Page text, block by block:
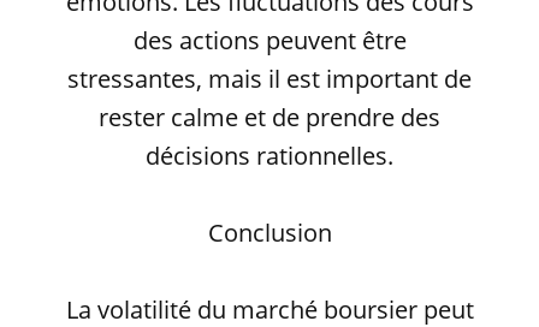
des actions peuvent être
stressantes, mais il est important de
rester calme et de prendre des
décisions rationnelles.
Conclusion
La volatilité du marché boursier peut